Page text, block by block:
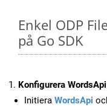
Enkel ODP
på Go SDK
Konfigurera
Initiera WordsApi